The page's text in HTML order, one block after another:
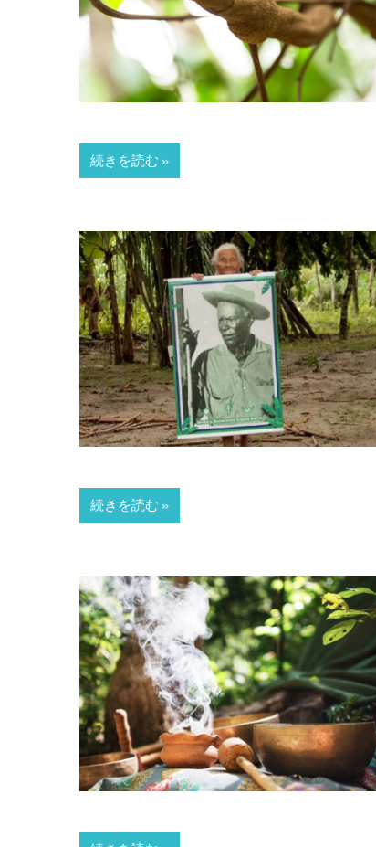
続きを読む
続きを読む